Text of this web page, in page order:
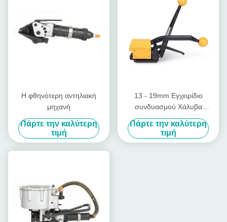
Η φθηνότερη αντηλιακή
μηχανή
Πάρτε την καλύτερη
τιμή
13 - 19mm Εγχειρίδιο
συνδυασμού Χάλυβα
Εργαλεία Strapping χωρίς
σφραγίδα Εργαλεία
Strapping
Πάρτε την καλύτερη
τιμή